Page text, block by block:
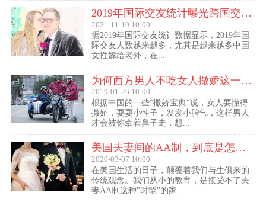
2019年国际交友统计曝光跨国交友惊人内幕：女性嫁给老外比男士娶外国老婆数量更多
2021-11-10 10:00
据2019年国际交友统计数据显示，2019年国
际交友人数越来越多，尤其是越来越多中国
女性嫁给老外，在...
为何西方男人不吃女人撒娇这一套？
2019-01-26 10:00
根据中国的一些"撒娇宝典"说，女人要懂得
撒娇，耍耍小性子，发发小脾气，这样男人
才会被你牵着鼻子走，想...
美国夫妻间的AA制，到底是怎么回事？
2020-03-07 10:00
在美国生活的日子，颠覆着我们与生俱来的
传统观念。我们从小的教育，是接受不了夫
妻AA制这种"时髦"的家...